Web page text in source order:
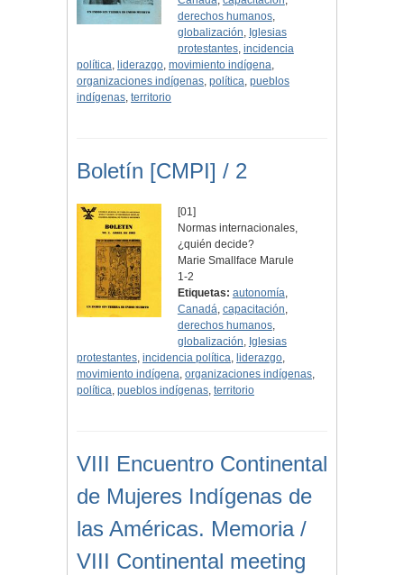
derechos humanos,
globalización, Iglesias
protestantes, incidencia
política, liderazgo, movimiento indígena,
organizaciones indígenas, política, pueblos
indígenas, territorio
Boletín [CMPI] / 2
[01]
Normas internacionales,
¿quién decide?
Marie Smallface Marule
1-2
Etiquetas: autonomía,
Canadá, capacitación,
derechos humanos,
globalización, Iglesias
protestantes, incidencia política, liderazgo,
movimiento indígena, organizaciones indígenas,
política, pueblos indígenas, territorio
VIII Encuentro Continental
de Mujeres Indígenas de
las Américas. Memoria /
VIII Continental meeting